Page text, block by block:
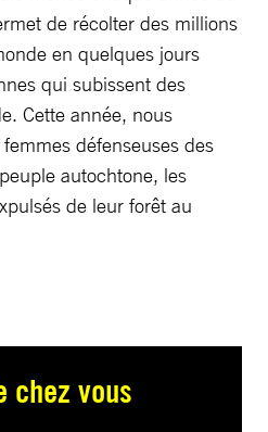
de récolter des millions
en quelques jours
qui subissent des
Cette année, nous
défenseuses des
autochtone, les
de leur forêt au
chez vous